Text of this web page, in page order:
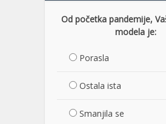
Od početka pandemije,
modela je:
Porasla
Ostala ista
Smanjila se